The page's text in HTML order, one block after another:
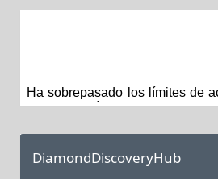
DiamondDiscoveryHub